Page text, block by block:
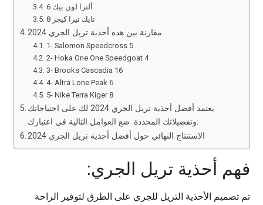
ألترا لون بيك 6
نايك تيرا كيجر 8
مقارنة بين هذه أحذية تريل الجري 2024:
1- Salomon Speedcross 5
2- Hoka One One Speedgoat 4
3- Brooks Cascadia 16
4- Altra Lone Peak 6
5- Nike Terra Kiger 8
يعتمد أفضل أحذية تريل الجري 2024 لك على احتياجاتك
وتفضيلاتك المحددة. ضع العوامل التالية في اعتبارك:
الاستنتاج النهائي حول أفضل أحذية تريل الجري 2024
فهم أحذية تريل الجري:
تم تصميم الأحذية التريل للجري على الطرق لتوفير الراحة